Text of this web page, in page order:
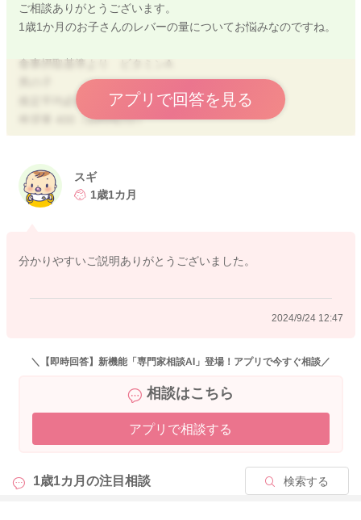
ご相談ありがとうございます。
1歳1か月のお子さんのレバーの量についてお悩みなのですね。
食事摂取基準より ビタミンA
推定平均必要量 300（μgRAE/日）
推奨量 400（μgRAE/日）
耐容上限量 600（μgRAE/日）
食品成分表より
鶏レバー 14000（μgRAE/100g）
ベビーフードなど他の食材と混ざった状態で、１５ｇとなると
なりますし、偏りの原因となります。
よろしくお願いします。
アプリで回答を見る
2024/9/22 22:18
スギ
1歳1カ月
分かりやすいご説明ありがとうございました。
2024/9/24 12:47
＼【即時回答】新機能「専門家相談AI」登場！アプリで今すぐ相談／
相談はこちら
アプリで相談する
1歳1カ月の注目相談 検索する